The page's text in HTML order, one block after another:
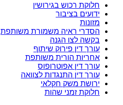
חלוקת רכוש בגירושין
ידועים בציבור
מזונות
הסדרי ראיה משמורת משותפת
בקשה לצו הגנה
עורך דין פירוק שיתוף
אחריות הורית משותפת
עורך דין אפוטרופוס
עורך דין התנגדות לצוואה
ירושת משק חקלאי
חלוקת זמני שהות